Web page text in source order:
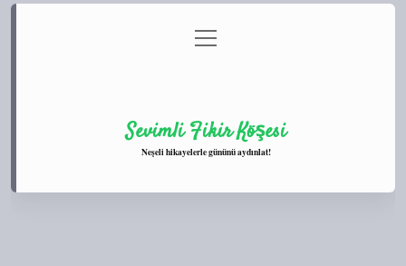
Gizlilik Politikası
menüyü
aç
Sevimli Fikir Köşesi
Neşeli hikayelerle gününü aydınlat!